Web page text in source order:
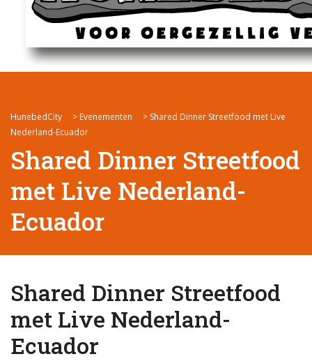
HunebedCity > Evenementen > Shared Dinner Streetfood met Live
Nederland-Ecuador
Shared Dinner Streetfood
met Live Nederland-
Ecuador
Shared Dinner Streetfood
met Live Nederland-
Ecuador